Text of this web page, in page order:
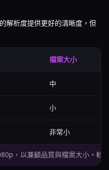
解析度提供更好的清晰度，但
檔案大小
中
小
非常小
，以兼顧品質與檔案大小。較